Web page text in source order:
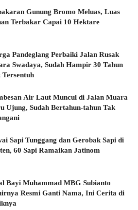
Gunung Bromo Meluas, Luas
Terbakar Capai 10 Hektare
Pandeglang Perbaiki Jalan Rusak
Swadaya, Sudah Hampir 30 Tahun
Tersentuh
Air Laut Muncul di Jalan Muara
Ujung, Sudah Bertahun-tahun Tak
Sapi Tunggang dan Gerobak Sapi di
60 Sapi Ramaikan Jatinom
Bayi Muhammad MBG Subianto
Resmi Ganti Nama, Ini Cerita di